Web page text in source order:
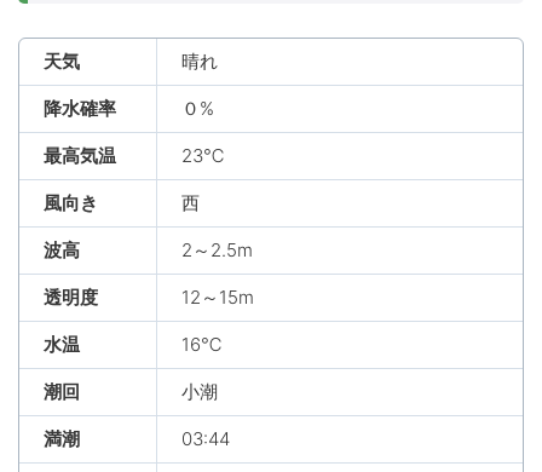
天気 晴れ
降水確率 ０%
最高気温 23℃
風向き 西
波高 2～2.5m
透明度 12～15m
水温 16℃
潮回 小潮
満潮 03:44